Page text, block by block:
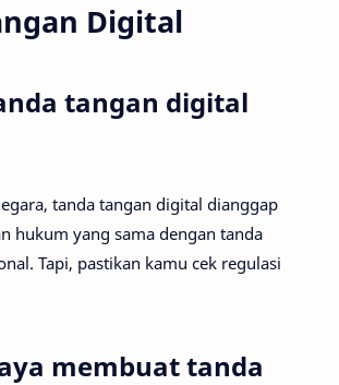
Digital
tangan digital
tanda tangan digital dianggap
hukum yang sama dengan tanda
Tapi, pastikan kamu cek regulasi
membuat tanda